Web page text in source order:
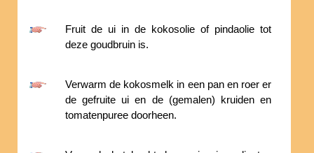
Fruit de ui in de kokosolie of pindaolie tot
deze goudbruin is.
Verwarm de kokosmelk in een pan en roer er
de gefruite ui en de (gemalen) kruiden en
tomatenpuree doorheen.